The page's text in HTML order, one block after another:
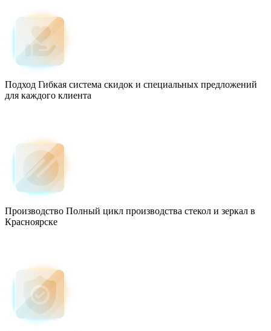
Подход Гибкая система скидок и специальных предложений
для каждого клиента
Производство Полный цикл производства стекол и зеркал в
Красноярске